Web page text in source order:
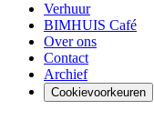
Verhuur
BIMHUIS Café
Over ons
Contact
Archief
Cookievoorkeuren